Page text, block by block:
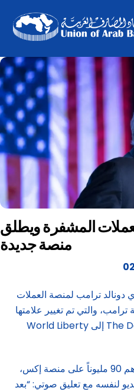
content
المشفرة ويطلق
منصة جديدة
دونالد ترامب لمنصة العملات
والتي تم تغيير علامتها
التجارية للتو من The DeFiant Ones إلى World Liberty
وفي منشور لمتابعيه البالغ عددهم 90 مليوناً على منصة إكس،
لنفسه مع تعليق صوتي: “بعد